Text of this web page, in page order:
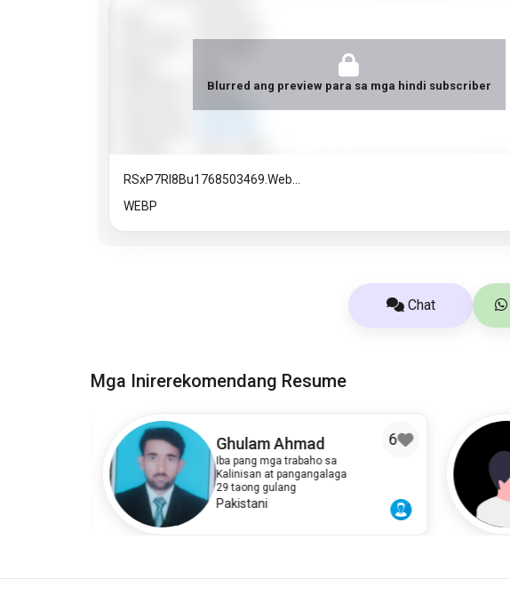
Blurred ang preview para sa mga hindi subscriber
RSxP7RI8Bu1768503469.web...
WEBP
Chat
Mga Inirerekomendang Resume
Ghulam Ahmad
Iba pang mga trabaho sa
Kalinisan at pangangalaga
29 taong gulang
Pakistani